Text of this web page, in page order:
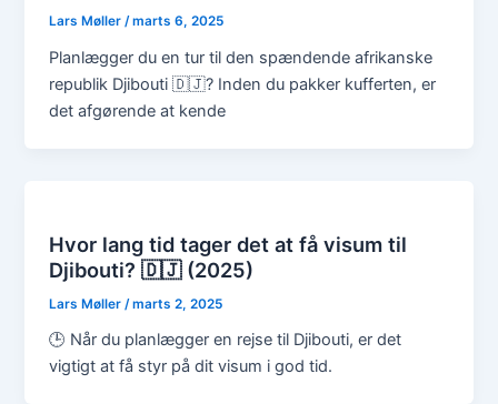
Lars Møller/marts 6, 2025
Planlægger du en tur til den spændende afrikanske
republik Djibouti 🇩🇯? Inden du pakker kufferten, er
det afgørende at kende
Hvor lang tid tager det at få visum til
Djibouti? 🇩🇯 (2025)
Lars Møller /marts 2, 2025
🕒 Når du planlægger en rejse til Djibouti, er det
vigtigt at få styr på dit visum i god tid.